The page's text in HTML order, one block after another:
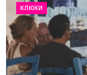
КЛЮКИ